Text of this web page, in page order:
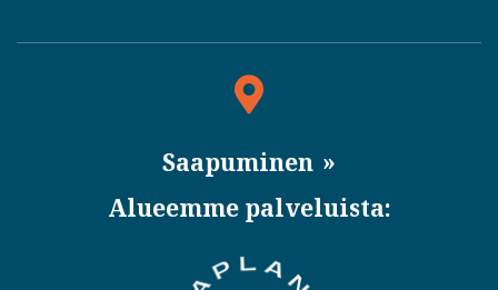
Saapuminen
Alueemme palveluista: